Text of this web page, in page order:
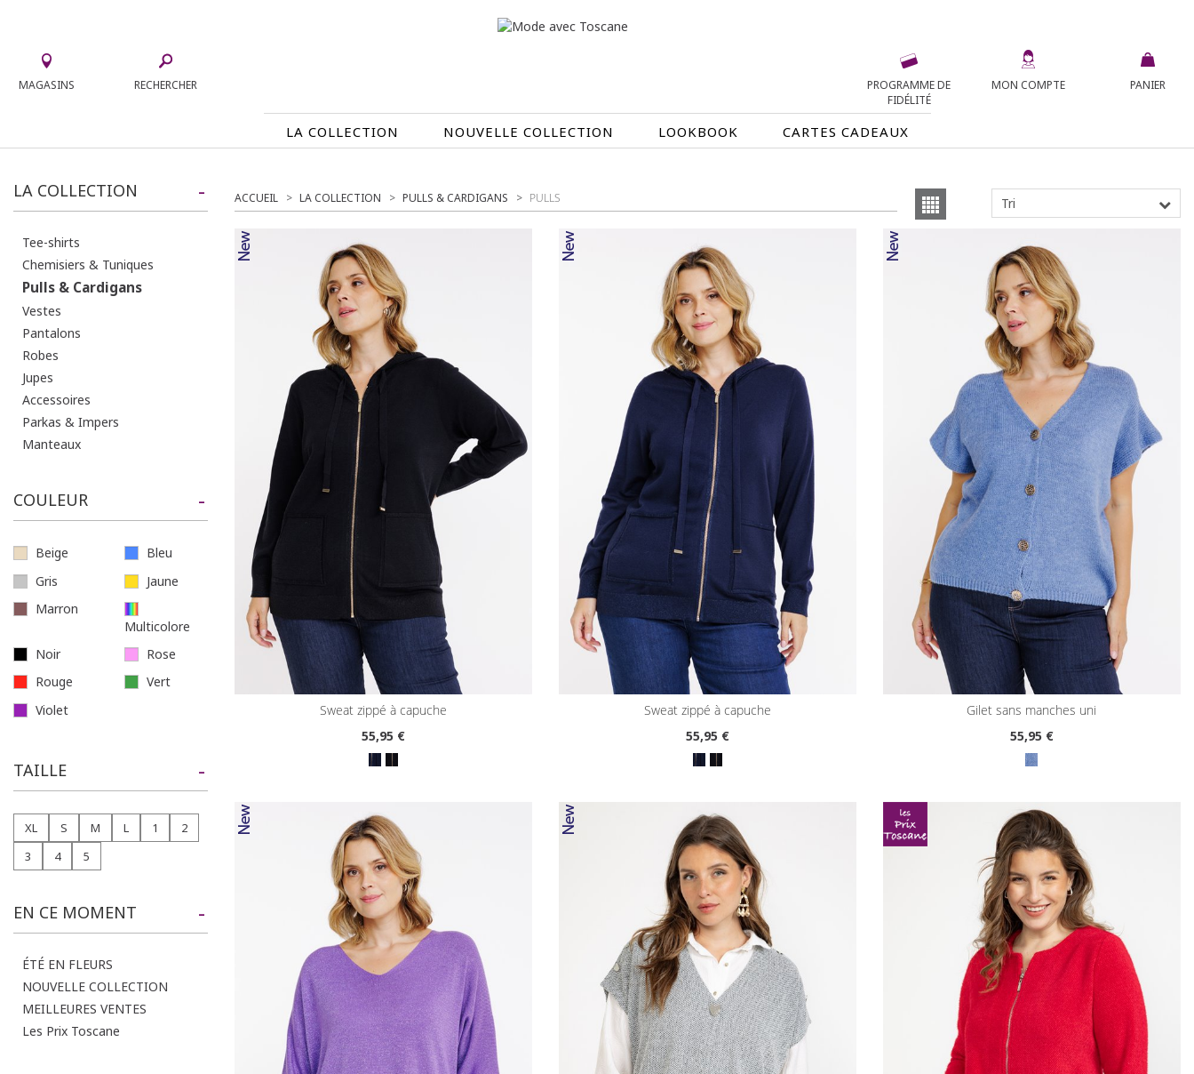
PANIER
MON COMPTE
PROGRAMME DE
FIDÉLITÉ
MAGASINS RECHERCHER
LA COLLECTION NOUVELLE COLLECTION LOOKBOOK CARTES CADEAUX
TEE-SHIRTS
CHEMISIERS & TUNIQUES
PULLS & CARDIGANS
VESTES
JUPES
ACCESSOIRES
PARKAS & IMPERS
MANTEAUX
ÉTÉ EN FLEURS
MEILLEURES VENTES
LES PRIX TOSCANE
LA COLLECTION
Tee-shirts
Chemisiers & Tuniques
Pulls & Cardigans
Vestes
Pantalons
Robes
Jupes
Accessoires
Parkas & Impers
Manteaux
COULEUR
Beige
Bleu
Gris
Jaune
Marron
Multicolore
Noir
Rose
Rouge
Vert
Violet
TAILLE
XL S M L 1
2
3
4 5
EN CE MOMENT
ÉTÉ EN FLEURS
NOUVELLE COLLECTION
MEILLEURES VENTES
Les Prix Toscane
ACCUEIL LA COLLECTION PULLS & CARDIGANS PULLS Tri
sweat zippé à capuche
55,95 €
sweat zippé à capuche
55,95 €
gilet sans manches uni
55,95 €